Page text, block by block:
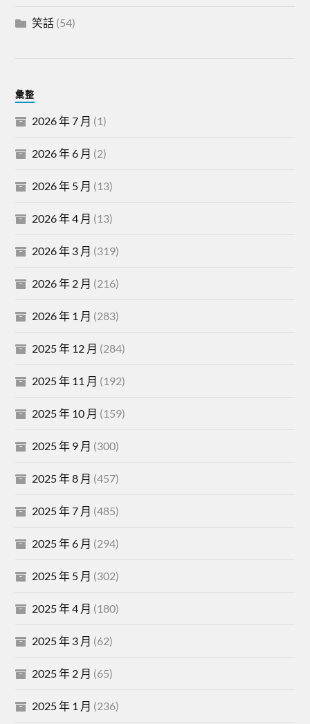
笑話 (54)
彙整
2026 年 7 月 (1)
2026 年 6 月 (2)
2026 年 5 月 (13)
2026 年 4 月 (13)
2026 年 3 月 (319)
2026 年 2 月 (216)
2026 年 1 月 (283)
2025 年 12 月 (284)
2025 年 11 月 (192)
2025 年 10 月 (159)
2025 年 9 月 (300)
2025 年 8 月 (457)
2025 年 7 月 (485)
2025 年 6 月 (294)
2025 年 5 月 (302)
2025 年 4 月 (180)
2025 年 3 月 (62)
2025 年 2 月 (65)
2025 年 1 月 (236)